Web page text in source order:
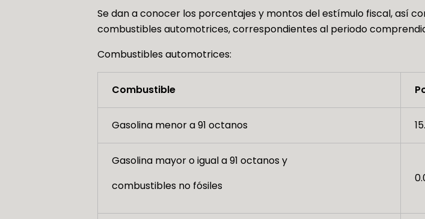
Se dan a conocer los porcentajes y montos del estímulo fiscal, así
combustibles automotrices, correspondientes al periodo
Combustibles automotrices:
Combustible
Gasolina menor a 91 octanos
Gasolina mayor o igual a 91 octanos y
combustibles no fósiles